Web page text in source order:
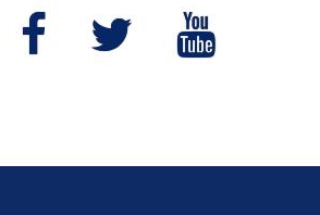
Facebook Twitter